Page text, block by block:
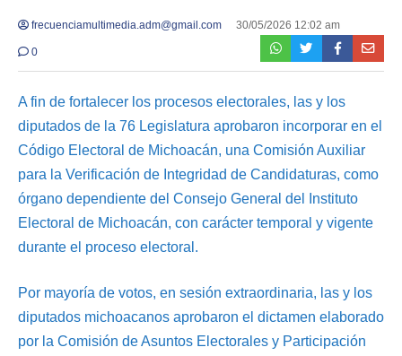
frecuenciamultimedia.adm@gmail.com 30/05/2026 12:02 am
0
A fin de fortalecer los procesos electorales, las y los
diputados de la 76 Legislatura aprobaron incorporar en el
Código Electoral de Michoacán, una Comisión Auxiliar
para la Verificación de Integridad de Candidaturas, como
órgano dependiente del Consejo General del Instituto
Electoral de Michoacán, con carácter temporal y vigente
durante el proceso electoral.
Por mayoría de votos, en sesión extraordinaria, las y los
diputados michoacanos aprobaron el dictamen elaborado
por la Comisión de Asuntos Electorales y Participación